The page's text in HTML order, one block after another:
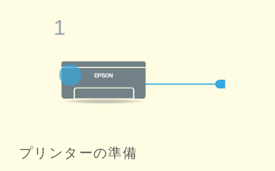
プリンターの準備